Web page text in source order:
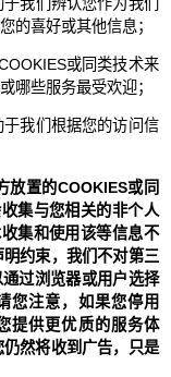
的喜好或其他信息；
或同类技术来
哪些服务最受欢迎；
我们根据您的访问信
放置的COOKIES或同
集与您相关的非个人
集和使用该等信息不
约束，我们不对第三
过浏览器或用户选择
您注意，如果您停用
提供更优质的服务体
然将收到广告，只是